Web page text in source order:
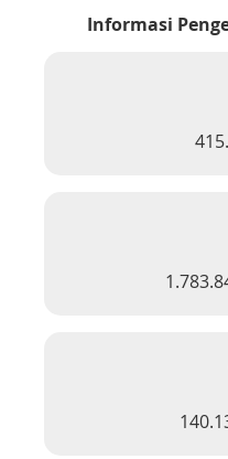
Informasi